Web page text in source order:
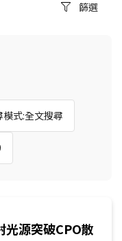
篩選
模式:全文搜尋
光源突破CPO散